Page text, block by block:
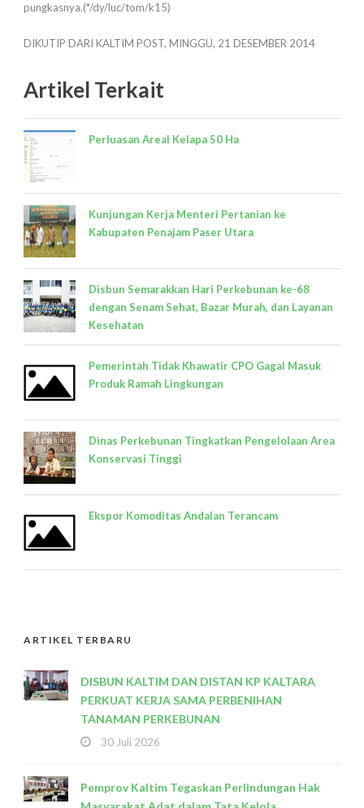
pungkasnya.(*/dy/luc/tom/k15)
DIKUTIP DARI KALTIM POST, MINGGU, 21 DESEMBER 2014
Artikel Terkait
Perluasan Areal Kelapa 50 Ha
Kunjungan Kerja Menteri Pertanian ke
Kabupaten Penajam Paser Utara
Disbun Semarakkan Hari Perkebunan ke-68
dengan Senam Sehat, Bazar Murah, dan Layanan
Kesehatan
Pemerintah Tidak Khawatir CPO Gagal Masuk
Produk Ramah Lingkungan
Dinas Perkebunan Tingkatkan Pengelolaan Area
Konservasi Tinggi
Ekspor Komoditas Andalan Terancam
ARTIKEL TERBARU
DISBUN KALTIM DAN DISTAN KP KALTARA
PERKUAT KERJA SAMA PERBENIHAN
TANAMAN PERKEBUNAN
30 Juli 2026
Pemprov Kaltim Tegaskan Perlindungan Hak